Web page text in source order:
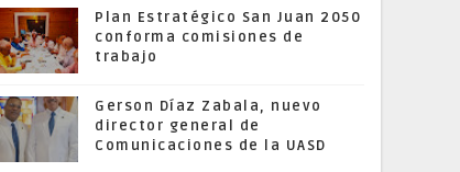
Plan Estratégico San Juan 2050
conforma comisiones de
trabajo
Gerson Díaz Zabala, nuevo
director general de
Comunicaciones de la UASD